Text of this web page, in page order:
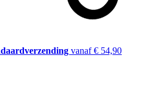
vanaf € 54,90